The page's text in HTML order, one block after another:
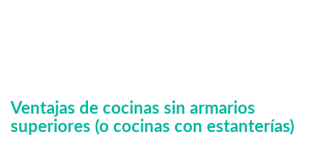
Ventajas de cocinas sin armarios
superiores (o cocinas con estanterías)